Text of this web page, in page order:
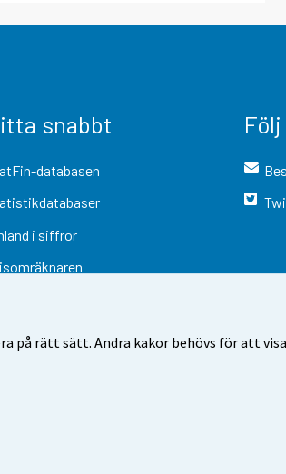
på rätt sätt. Andra kakor behövs för att
snabbt
databasen
i siffror